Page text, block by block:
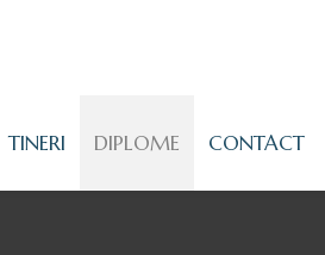
TINERI DIPLOME CONTACT